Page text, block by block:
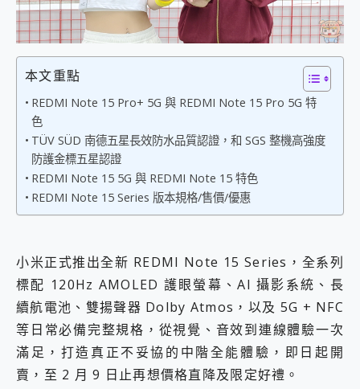
DJI Osmo Pocket 3 爽爽帶回家 歡慶 EaseUS 21 週年到來，「Slogan 海報徵稿活動」好康大放送
小巧好吸不擋鏡頭 有Qi2認證的 ONPRO MagReact MXs2 5000mAh薄型磁吸無線急速行動電源 開箱 評測
會走動的冷暖氣 SONY REON POCKET PRO 穿戴式智慧冷暖調溫裝置 開箱 評測
寶可夢飛人外掛iToolab AnyGo全新升級，GO Fest 五折優惠嗨翻天！支援 iOS/Android！
超好用的 PLAUD NotePin AI 智慧錄音膠囊~ 您的AI 秘書已上線 每月免費送你 300分鐘轉寫
自帶線的 有線無線都能充 ONPRO MagReact M5 10000mAh 5合1 磁吸無線急速行動電源 開箱 評測
飛利浦 JS7310 ⚡【電急便｜行動儲能救車電源】 可靠的旅行夥伴！帶給您優異的安全性與強大供電效能
您的專屬AI 助手 Yoga Slim 7 Aura Edition 觸控AI筆電 開箱 評測
realme 14 Pro 超硬軍規、冰感變色實測，realme 14 5G 遊戲戰鬥值爆表，效能x娛樂全都要！
iPhone、Apple Watch、AirPods耳機 三個設備充電一起搞定 ONPRO MagReact™ M3 3 in 1可攜摺疊無線充電器 開箱 評測
好玩好拍 vivo V50 ~ 口袋裡的 Zeiss 潮流攝影棚!
給 MSI Claw 系列電競掌機 最完美的家 MSI Nest Docking Station 掌機專屬擴充底座 開箱 評測
B&O 精品級音響! Home+ 中嘉寬頻 SoundBox 劇院串流盒 開箱 評測
2億 APO蔡司長焦神機降臨~ vivo X200 Pro、vivo X200 就是這麼好拍
EaseUS Vocal Remover 免費線上去聲器一鍵去除人聲 人聲 音樂分離 2024 消除人聲推薦
3 個超值 MHN 飛人工具分享~~ iToolab AnyGo 魔物獵人 Now飛人 ios教學 不出門也可以到處走
Locawhere AnyTo 寶可夢飛人 AnyTo 不出門也可以飛遍全世界
本文重點
REDMI Note 15 Pro+ 5G 與 REDMI Note 15 Pro 5G 特
色
TÜV SÜD 南德五星長效防水品質認證，和 SGS 整機高強度
防護金標五星認證
REDMI Note 15 5G 與 REDMI Note 15 特色
REDMI Note 15 Series 版本規格/售價/優惠
小米正式推出全新 REDMI Note 15 Series，全系列
標配 120Hz AMOLED 護眼螢幕、AI 攝影系統、長
續航電池、雙揚聲器 Dolby Atmos，以及 5G + NFC
等日常必備完整規格，從視覺、音效到連線體驗一次
滿足，打造真正不妥協的中階全能體驗，即日起開
賣，至 2 月 9 日止再想價格直降及限定好禮。